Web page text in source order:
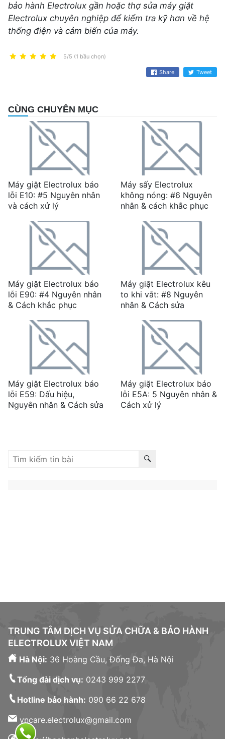
bảo hành Electrolux gần hoặc thợ sửa máy giặt
Electrolux chuyên nghiệp để kiểm tra kỹ hơn về hệ
thống điện và cảm biến của máy.
5/5 (1 bầu chọn)
Share Tweet
CÙNG CHUYÊN MỤC
Máy giặt Electrolux báo
lỗi E10: #5 Nguyên nhân
và cách xử lý
Máy sấy Electrolux
không nóng: #6 Nguyên
nhân & cách khắc phục
Máy giặt Electrolux báo
lỗi E90: #4 Nguyên nhân
& Cách khắc phục
Máy giặt Electrolux kêu
to khi vắt: #8 Nguyên
nhân & Cách sửa
Máy giặt Electrolux báo
lỗi E59: Dấu hiệu,
Nguyên nhân & Cách sửa
Máy giặt Electrolux báo
lỗi E5A: 5 Nguyên nhân &
Cách xử lý
TRUNG TÂM DỊCH VỤ SỬA CHỮA & BẢO HÀNH
ELECTROLUX VIỆT NAM
Hà Nội: 36 Hoàng Cầu, Đống Đa, Hà Nội
Tổng đài dịch vụ: 0243 999 2277
Hotline bảo hành: 090 66 22 678
vncare.electrolux@gmail.com